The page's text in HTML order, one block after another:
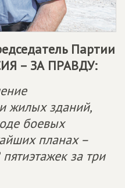
Партии
– ЗА ПРАВДУ:
жилых зданий,
боевых
планах –
за три